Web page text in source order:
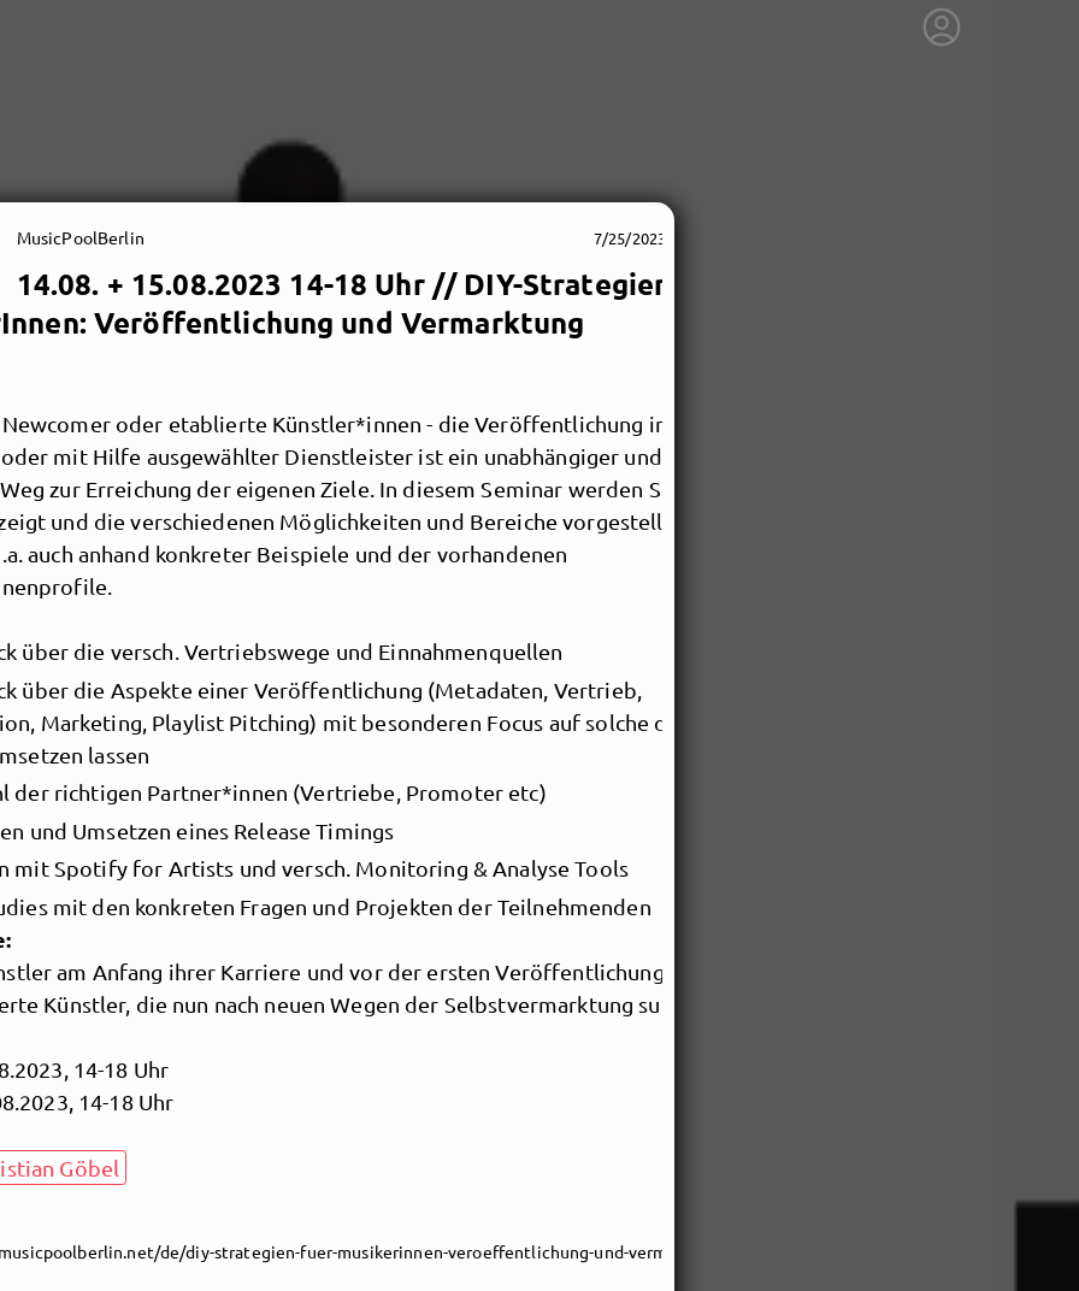
MusicPoolBerlin
MusicPoolBerlin 7/25/2023, 10:31 AM
14.08. + 15.08.2023 14-18 Uhr // DIY-Strategien für
Veröffentlichung und Vermarktung
oder etablierte Künstler*innen - die Veröffentlichung in
mit Hilfe ausgewählter Dienstleister ist ein unabhängiger und
zur Erreichung der eigenen Ziele. In diesem Seminar werden Schritte
und die verschiedenen Möglichkeiten und Bereiche vorgestellt. Dies
auch anhand konkreter Beispiele und der vorhandenen
über die versch. Vertriebswege und Einnahmenquellen
über die Aspekte einer Veröffentlichung (Metadaten, Vertrieb,
Marketing, Playlist Pitching) mit besonderen Focus auf solche die sich
lassen
der richtigen Partner*innen (Vertriebe, Promoter etc)
und Umsetzen eines Release Timings
mit Spotify for Artists und versch. Monitoring & Analyse Tools
mit den konkreten Fragen und Projekten der Teilnehmenden
am Anfang ihrer Karriere und vor der ersten Veröffentlichung, als
Künstler, die nun nach neuen Wegen der Selbstvermarktung suchen.
14-18 Uhr
14-18 Uhr
Göbel
de/diy-strategien-fuer-musikerinnen-veroeffentlichung-und-vermarktung